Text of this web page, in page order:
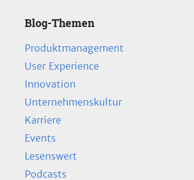
Blog-Themen
Produktmanagement
User Experience
Innovation
Unternehmenskultur
Karriere
Events
Lesenswert
Podcasts